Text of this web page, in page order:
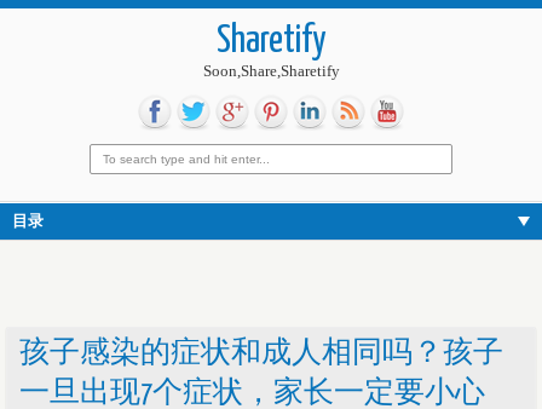
Sharetify
Soon,Share,Sharetify
目录
孩子感染的症状和成人相同吗？孩子
一旦出现7个症状，家长一定要小心